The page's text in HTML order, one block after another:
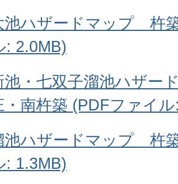
池ハザードマップ 杵
: 2.0MB)
池・七双子溜池ハザー
・南杵築 (PDFファイ
池ハザードマップ 杵
: 1.3MB)